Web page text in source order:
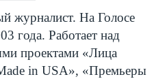
журналист. На Голосе
года. Работает над
проектами «Лица
in USA», «Премьеры